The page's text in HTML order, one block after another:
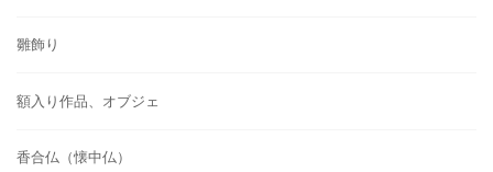
雛飾り
額入り作品、オブジェ
香合仏（懐中仏）